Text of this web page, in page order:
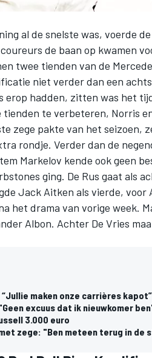
al de snelste was, voerde
de baan op kwamen
twee tienden van de
niet verder dan een
erop hadden, zitten was het
te verbeteren, Norris
zege pakte van het seizoen,
rondje. Verder dan de
Markelov kende ook geen
ging. De Rus gaat als
Jack Aitken als vierde, voor
het drama van vorige week.
Albon. Achter De Vries
maken onze carrières kapot”
excuus dat ik nieuwkomer
3.000 euro
zege: "Ben meteen terug in de